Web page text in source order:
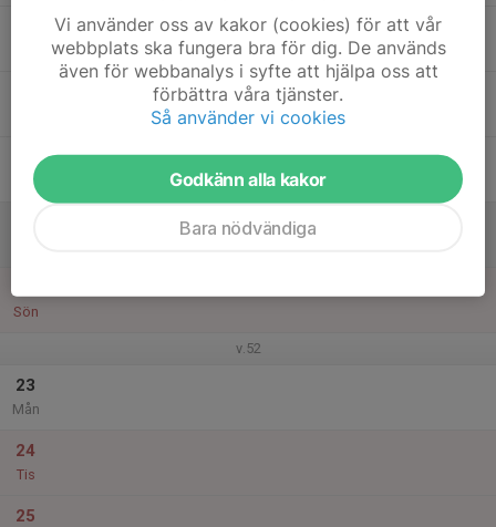
Fre
Sön
v.52
23
Mån
24
Tis
25
Vi använder oss av kakor (cookies) för att vår
webbplats ska fungera bra för dig. De används
även för webbanalys i syfte att hjälpa oss att
förbättra våra tjänster.
Så använder vi cookies
Godkänn alla kakor
Bara nödvändiga